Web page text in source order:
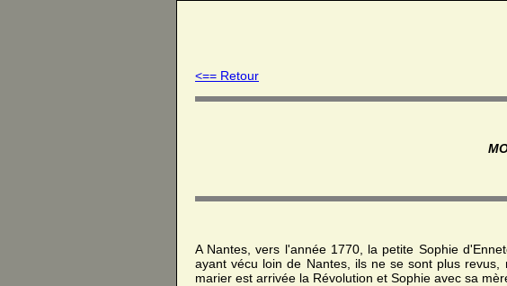
<== Retour
A Nantes, vers l'année 1770, la petite Sophie
ayant vécu loin de Nantes, ils ne se sont plus
marier est arrivée la Révolution et Sophie avec sa